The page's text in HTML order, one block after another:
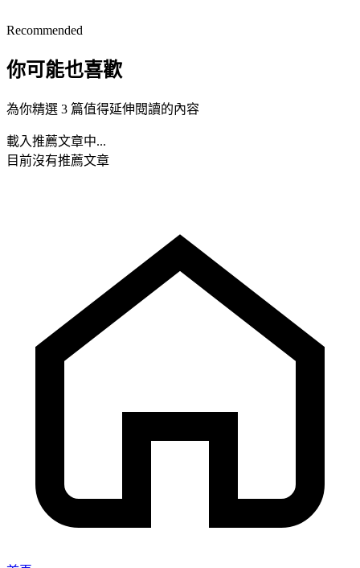
Recommended
你可能也喜歡
為你精選 3 篇值得延伸閱讀的內容
載入推薦文章中...
目前沒有推薦文章